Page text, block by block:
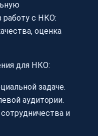
работу с НКО:
оценка
для НКО:
задаче.
аудитории.
и